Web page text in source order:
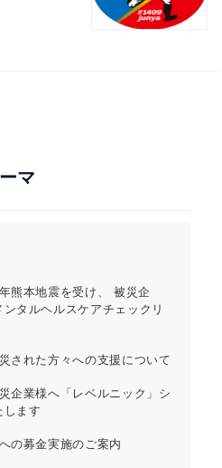
マ
熊本地震を受け、 被災企
タルヘルスケアチェックリ
された方々への支援について
企業様へ「レベルニック」シ
します
の募金実施のご案内